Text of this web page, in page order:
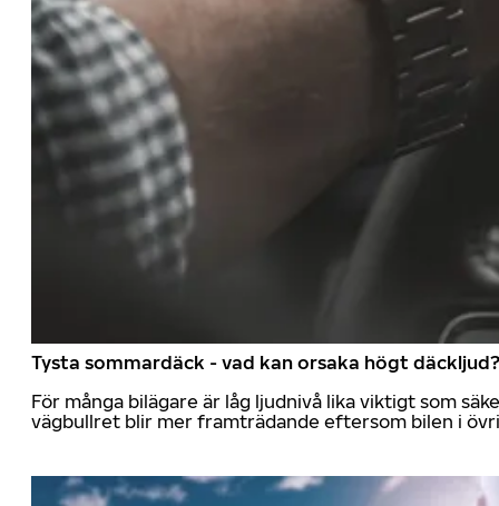
Tysta sommardäck - vad kan orsaka högt däckljud?
För många bilägare är låg ljudnivå lika viktigt som
vägbullret blir mer framträdande eftersom bilen i